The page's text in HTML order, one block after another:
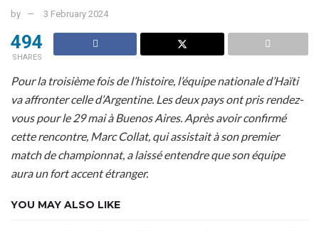
by 3 February 2024
494
SHARES
Pour la troisième fois de l’histoire, l’équipe nationale d’Haïti
va affronter celle d’Argentine. Les deux pays ont pris rendez-
vous pour le 29 mai à Buenos Aires. Après avoir confirmé
cette rencontre, Marc Collat, qui assistait à son premier
match de championnat, a laissé entendre que son équipe
aura un fort accent étranger.
YOU MAY ALSO LIKE